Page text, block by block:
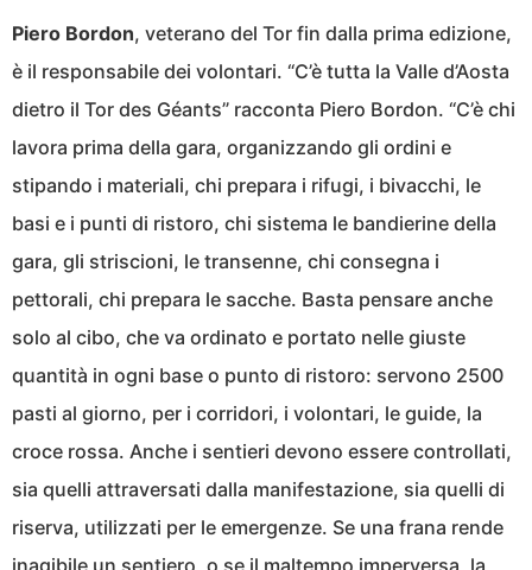
Piero Bordon, veterano del Tor fin dalla prima edizione,
è il responsabile dei volontari. “C’è tutta la Valle d’Aosta
dietro il Tor des Géants” racconta Piero Bordon. “C’è chi
lavora prima della gara, organizzando gli ordini e
stipando i materiali, chi prepara i rifugi, i bivacchi, le
basi e i punti di ristoro, chi sistema le bandierine della
gara, gli striscioni, le transenne, chi consegna i
pettorali, chi prepara le sacche. Basta pensare anche
solo al cibo, che va ordinato e portato nelle giuste
quantità in ogni base o punto di ristoro: servono 2500
pasti al giorno, per i corridori, i volontari, le guide, la
croce rossa. Anche i sentieri devono essere controllati,
sia quelli attraversati dalla manifestazione, sia quelli di
riserva, utilizzati per le emergenze. Se una frana rende